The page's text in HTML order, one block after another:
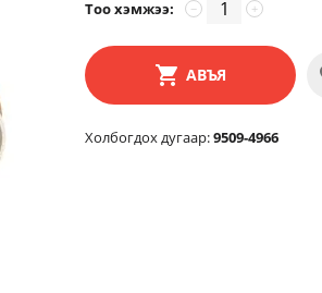
Тоо хэмжээ: +
−
АВЪЯ
Холбогдох дугаар:9509-4966